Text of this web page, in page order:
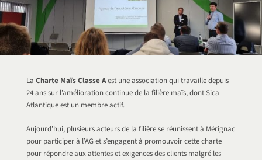
La Charte Maïs Classe Aest une association qui travaille depuis
24 ans sur l’amélioration continue de la filière maïs, dont Sica
Atlantique est un membre actif.
Aujourd’hui, plusieurs acteurs de la filière se réunissent à Mérignac
pour participer à l’AG et s’engagent à promouvoir cette charte
pour répondre aux attentes et exigences des clients malgré les